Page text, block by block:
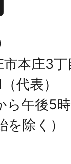
本庄3丁
代表）
ら午後5
除く）